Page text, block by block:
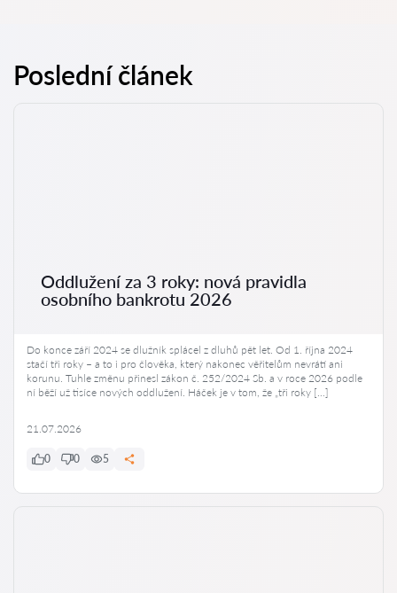
Poslední článek
Oddlužení za 3 roky: nová pravidla
osobního bankrotu 2026
Do konce září 2024 se dlužník splácel z dluhů pět let. Od 1. října 2024
stačí tři roky – a to i pro člověka, který nakonec věřitelům nevrátí ani
korunu. Tuhle změnu přinesl zákon č. 252/2024 Sb. a v roce 2026 podle
ní běží už tisíce nových oddlužení. Háček je v tom, že „tři roky […]
21.07.2026
0 0 5